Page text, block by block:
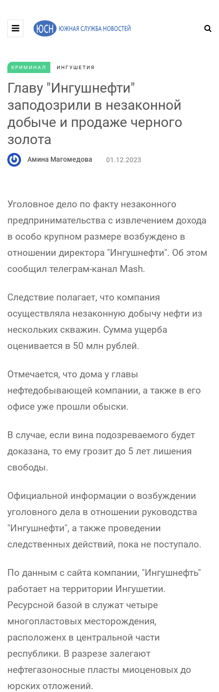
КРИМИНАЛ ИНГУШЕТИЯ
Главу "Ингушнефти"
заподозрили в незаконной
добыче и продаже черного
золота
Амина Магомедова 01.12.2023
Уголовное дело по факту незаконного
предпринимательства с извлечением дохода
в особо крупном размере возбуждено в
отношении директора "Ингушнефти". Об этом
сообщил телеграм-канал Mash.
Следствие полагает, что компания
осуществляла незаконную добычу нефти из
нескольких скважин. Сумма ущерба
оценивается в 50 млн рублей.
Отмечается, что дома у главы
нефтедобывающей компании, а также в его
офисе уже прошли обыски.
В случае, если вина подозреваемого будет
доказана, то ему грозит до 5 лет лишения
свободы.
Официальной информации о возбуждении
уголовного дела в отношении руководства
"Ингушнефти", а также проведении
следственных действий, пока не поступало.
По данным с сайта компании, "Ингушнефть"
работает на территории Ингушетии.
Ресурсной базой в служат четыре
многопластовых месторождения,
расположенх в центральной части
республики. В разрезе залегают
нефтегазоносные пласты миоценовых до
юрских отложений.